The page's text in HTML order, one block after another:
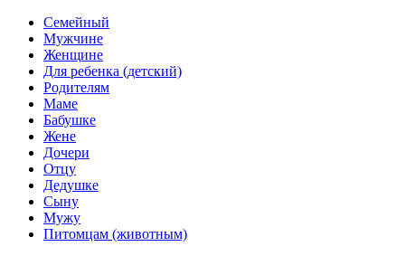
Семейный
Мужчине
Женщине
Для ребенка (детский)
Родителям
Маме
Бабушке
Жене
Дочери
Отцу
Дедушке
Сыну
Мужу
Питомцам (животным)